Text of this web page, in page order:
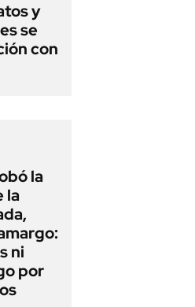
y
se
con
la
la
ni
por